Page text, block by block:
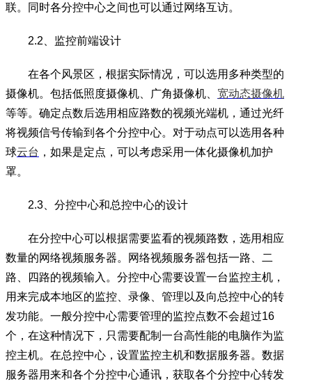
联。同时各分控中心之间也可以通过网络互访。
2.2、监控前端设计
在各个风景区，根据实际情况，可以选用多种类型的
摄像机。包括低照度摄像机、广角摄像机、 宽动态摄像机
等等。确定点数后选用相应路数的视频光端机，通过光纤
将视频信号传输到各个分控中心。对于动点可以选用各种
球云台 ，如果是定点，可以考虑采用一体化摄像机加护
罩。
2.3、分控中心和总控中心的设计
在分控中心可以根据需要监看的视频路数，选用相应
数量的网络视频服务器。网络视频服务器包括一路、二
路、四路的视频输入。分控中心需要设置一台监控主机，
用来完成本地区的监控、录像、管理以及向总控中心的转
发功能。一般分控中心需要管理的监控点数不会超过16
个，在这种情况下，只需要配制一台高性能的电脑作为监
控主机。在总控中心，设置监控主机和数据服务器。数据
服务器用来和各个分控中心通讯，获取各个分控中心转发